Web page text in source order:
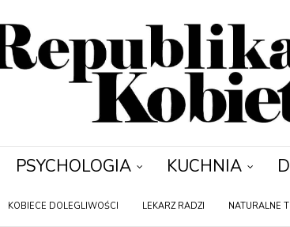
PSYCHOLOGIA KUCHNIA
KOBIECE DOLEGLIWOŚCI LEKARZ RADZI NATURALNE